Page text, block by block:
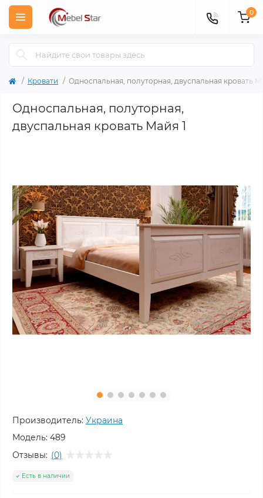
0
Кровати Односпальная, полуторная, двуспальная кровать
Односпальная, полуторная,
двуспальная кровать Майя 1
Производитель: Украина
Модель: 489
Отзывы: (0)
Есть в наличии